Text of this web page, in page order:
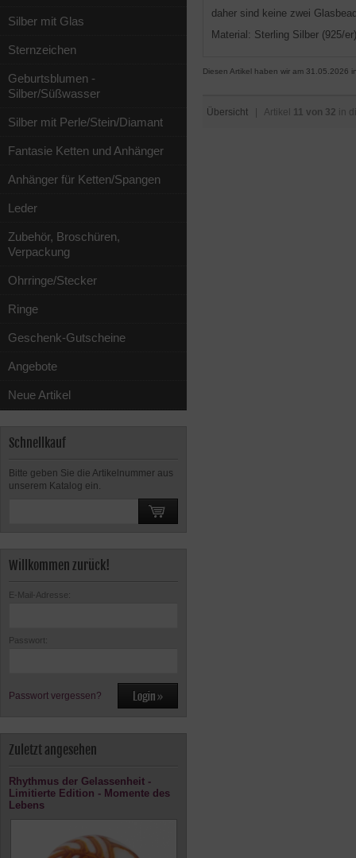
Silber mit Glas
Sternzeichen
Geburtsblumen -
Silber/Süßwasser
Silber mit Perle/Stein/Diamant
Fantasie Ketten und Anhänger
Anhänger für Ketten/Spangen
Leder
Zubehör, Broschüren,
Verpackung
Ohrringe/Stecker
Ringe
Geschenk-Gutscheine
Angebote
Neue Artikel
Schnellkauf
Bitte geben Sie die Artikelnummer aus
unserem Katalog ein.
Willkommen zurück!
E-Mail-Adresse:
Passwort:
Passwort vergessen?
Zuletzt angesehen
Rhythmus der Gelassenheit -
Limitierte Edition - Momente des
Lebens
daher sind keine zwei
Material: Sterling Silber (925/
Diesen Artikel haben wir am 31.05.2026
Übersicht | Artikel 11 von 32 in